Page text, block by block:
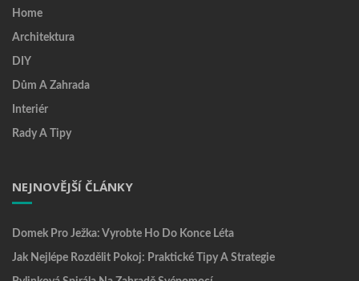
Home
Architektura
DIY
Dům A Zahrada
Interiér
Rady A Tipy
NEJNOVĚJŠÍ ČLÁNKY
Domek Pro Ježka: Vyrobte Ho Do Konce Léta
Jak Nejlépe Rozdělit Pokoj: Praktické Tipy A Strategie